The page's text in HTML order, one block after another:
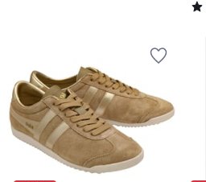
desconto
aplicado.
/